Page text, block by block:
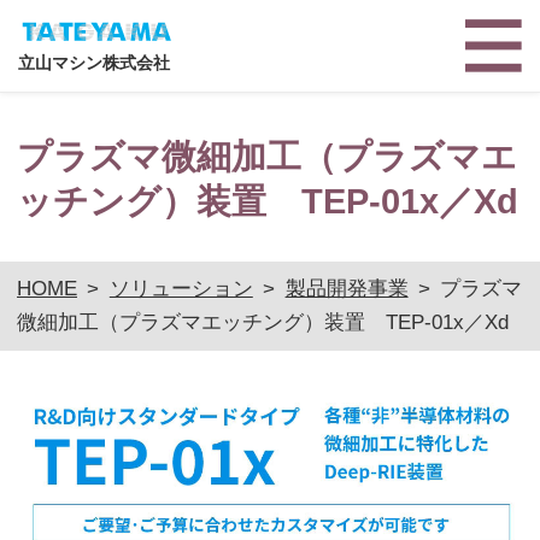
立山マシン株式会社
プラズマ微細加工（プラズマエ
ッチング）装置 TEP-01x／Xd
HOME > ソリューション > 製品開発事業 > プラズマ
微細加工（プラズマエッチング）装置 TEP-01x／Xd